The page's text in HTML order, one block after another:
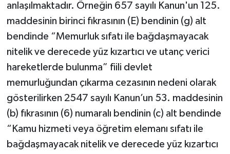
anlaşılmaktadır. Örneğin 657 sayılı Kanun'un 125.
maddesinin birinci fıkrasının (E) bendinin (g) alt
bendinde “Memurluk sıfatı ile bağdaşmayacak
nitelik ve derecede yüz kızartıcı ve utanç verici
hareketlerde bulunma” fiili devlet
memurluğundan çıkarma cezasının nedeni olarak
gösterilirken 2547 sayılı Kanun’un 53. maddesinin
(b) fıkrasının (6) numaralı bendinin (c) alt bendinde
“Kamu hizmeti veya öğretim elemanı sıfatı ile
bağdaşmayacak nitelik ve derecede yüz kızartıcı